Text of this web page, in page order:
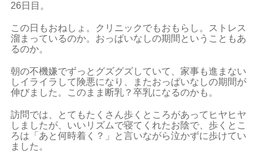
26日目。
この日もおねしょ。クリニックでもおもらし。ストレス
溜まっているのか。おっぱいなしの期間ということもあ
るのか。
朝の不機嫌でずっとグズグズしていて、家事も進まない
しイライラして険悪になり、またおっぱいなしの期間が
伸びました。このまま断乳？卒乳になるのかも。
訪問では、とてもたくさん歩くところがあってヒヤヒヤ
しましたが、いいリズムで寝てくれたお陰で、歩くとこ
ろは「あと何時着く？」と言いながら泣かずに歩けてい
ました。